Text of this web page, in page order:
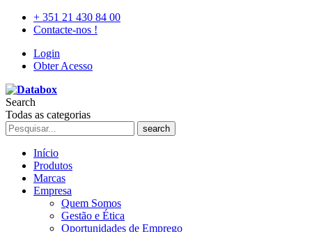
+ 351 21 430 84 00
Contacte-nos !
Login
Obter Acesso
Search
Todas as categorias
search
Início
Produtos
Marcas
Empresa
Quem Somos
Gestão e Ética
Oportunidades de Emprego